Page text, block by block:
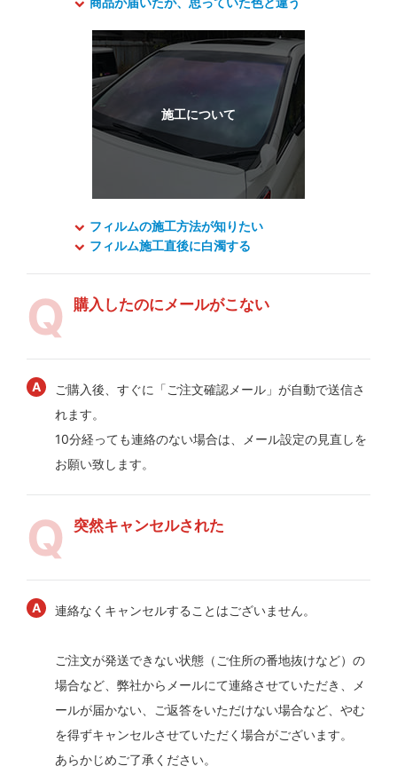
フィルムの施工方法が知りたい
フィルム施工直後に白濁する
購入したのにメールがこない
ご購入後、すぐに「ご注文確認メール」が自動で送信さ
れます。
10分経っても連絡のない場合は、メール設定の見直しを
お願い致します。
突然キャンセルされた
連絡なくキャンセルすることはございません。
ご注文が発送できない状態（ご住所の番地抜けなど）の
場合など、弊社からメールにて連絡させていただき、メ
ールが届かない、ご返答をいただけない場合など、やむ
を得ずキャンセルさせていただく場合がございます。
あらかじめご了承ください。